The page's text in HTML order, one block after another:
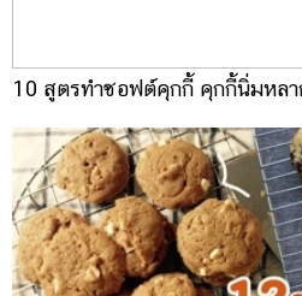
10 สูตรทำซอฟต์คุกกี้ คุกกี้นิ่มหลา